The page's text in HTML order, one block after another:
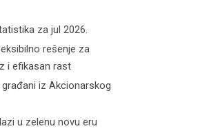
za jul 2026.
rešenje za
i efikasan rast
iz Akcionarskog
u zelenu novu eru